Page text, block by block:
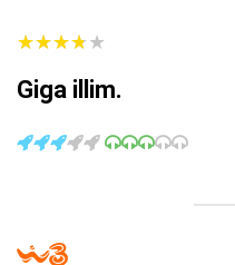
★★★★★
★★★★★
Giga illim.